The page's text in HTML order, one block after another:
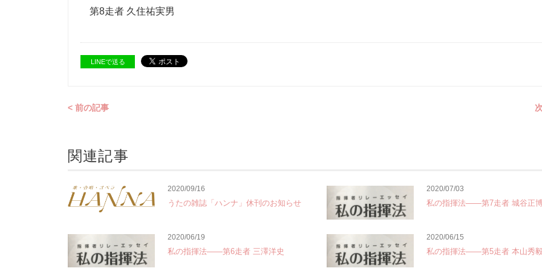
第8走者 久住祐実男
LINEで送る
< 前の記事
関連記事
2020/09/16
うたの雑誌「ハンナ」休刊のお知らせ
2020/07/03
私の指揮法――第7走者 城谷正
2020/06/19
私の指揮法――第6走者 三澤洋史
2020/06/15
私の指揮法――第5走者 本山秀毅